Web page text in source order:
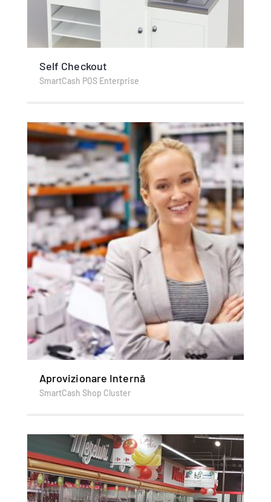
Self Checkout
SmartCash POS Enterprise
Aprovizionare Internă
SmartCash Shop Cluster